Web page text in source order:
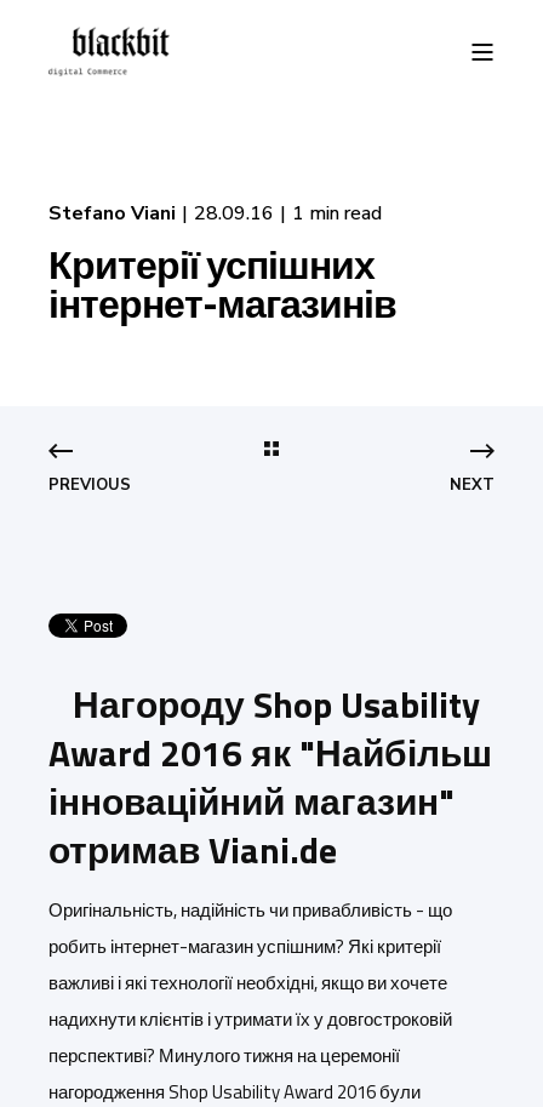
Stefano Viani 28.09.16 1 min read
Критерії успішних
інтернет-магазинів
PREVIOUS NEXT
Нагороду Shop Usability
Award 2016 як "Найбільш
інноваційний магазин"
отримав Viani.de
Оригінальність, надійність чи привабливість - що
робить інтернет-магазин успішним? Які критерії
важливі і які технології необхідні, якщо ви хочете
надихнути клієнтів і утримати їх у довгостроковій
перспективі? Минулого тижня на церемонії
нагородження Shop Usability Award 2016 були